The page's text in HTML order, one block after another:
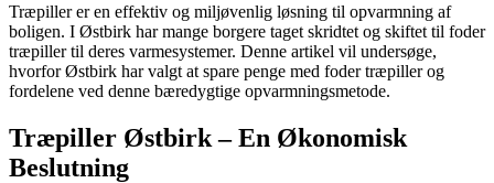
Træpiller er en effektiv og miljøvenlig løsning til opvarmning af
boligen. I Østbirk har mange borgere taget skridtet og skiftet til foder
træpiller til deres varmesystemer. Denne artikel vil undersøge,
hvorfor Østbirk har valgt at spare penge med foder træpiller og
fordelene ved denne bæredygtige opvarmningsmetode.
Træpiller Østbirk – En Økonomisk
Beslutning